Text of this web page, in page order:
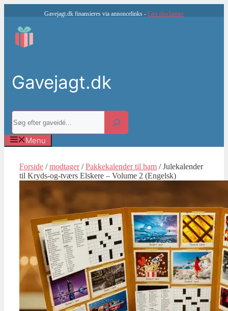
indhold
Gavejagt.dk finansieres via annoncelinks - Læs disclaimer
Gavejagt.dk
Søg
Menu
Forside /modtager/Pakkekalender til ham / Julekalender
til Kryds-og-tværs Elskere – Volume 2 (Engelsk)